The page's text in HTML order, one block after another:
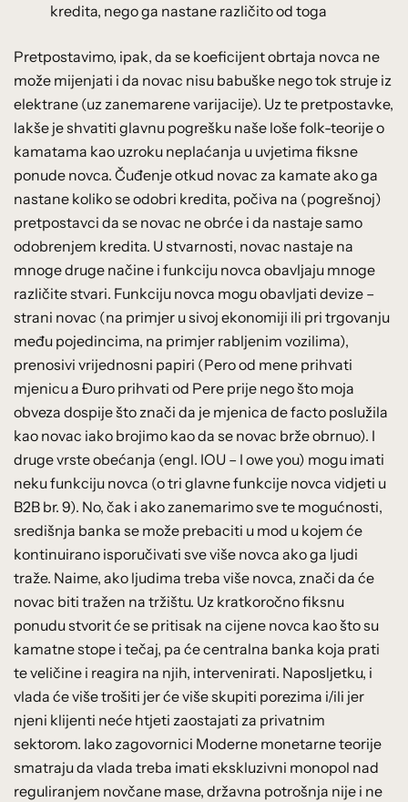
kredita, nego ga nastane različito od toga
Pretpostavimo, ipak, da se koeficijent obrtaja novca ne
može mijenjati i da novac nisu babuške nego tok struje iz
elektrane (uz zanemarene varijacije). Uz te pretpostavke,
lakše je shvatiti glavnu pogrešku naše loše folk-teorije o
kamatama kao uzroku neplaćanja u uvjetima fiksne
ponude novca. Čuđenje otkud novac za kamate ako ga
nastane koliko se odobri kredita, počiva na (pogrešnoj)
pretpostavci da se novac ne obrće i da nastaje samo
odobrenjem kredita. U stvarnosti, novac nastaje na
mnoge druge načine i funkciju novca obavljaju mnoge
različite stvari. Funkciju novca mogu obavljati devize –
strani novac (na primjer u sivoj ekonomiji ili pri trgovanju
među pojedincima, na primjer rabljenim vozilima),
prenosivi vrijednosni papiri (Pero od mene prihvati
mjenicu a Đuro prihvati od Pere prije nego što moja
obveza dospije što znači da je mjenica de facto poslužila
kao novac iako brojimo kao da se novac brže obrnuo). I
druge vrste obećanja (engl. IOU – I owe you) mogu imati
neku funkciju novca (o tri glavne funkcije novca vidjeti u
B2B br. 9). No, čak i ako zanemarimo sve te mogućnosti,
središnja banka se može prebaciti u mod u kojem će
kontinuirano isporučivati sve više novca ako ga ljudi
traže. Naime, ako ljudima treba više novca, znači da će
novac biti tražen na tržištu. Uz kratkoročno fiksnu
ponudu stvorit će se pritisak na cijene novca kao što su
kamatne stope i tečaj, pa će centralna banka koja prati
te veličine i reagira na njih, intervenirati. Naposljetku, i
vlada će više trošiti jer će više skupiti porezima i/ili jer
njeni klijenti neće htjeti zaostajati za privatnim
sektorom. Iako zagovornici Moderne monetarne teorije
smatraju da vlada treba imati ekskluzivni monopol nad
reguliranjem novčane mase, državna potrošnja nije i ne